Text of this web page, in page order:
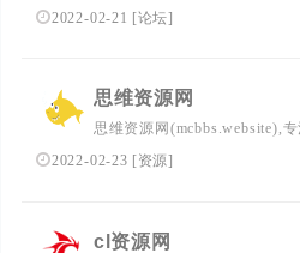
析的前沿领域，平台本身资
程序员及广大编程爱好者提
2022-02-21 [论坛]
思维资源网
思维资源网(mcbbs.website),
资源、刚更新活动资讯、网
2022-02-23 [资源]
cl资源网